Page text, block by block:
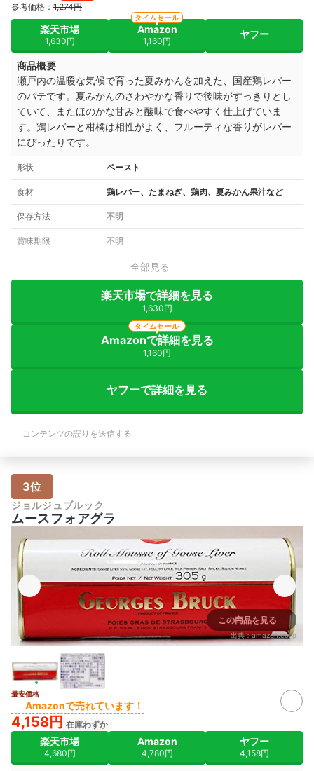
参考価格： 1,274円
楽天市場
1,630円
Amazon
1,160円
タイムセール
ヤフー
商品概要
瀬戸内の温暖な気候で育った夏みかんを加えた、国産鶏レバー
のパテです。夏みかんのさわやかな香りで後味がすっきりとし
ていて、またほのかな甘みと酸味で食べやすく仕上げていま
す。鶏レバーと柑橘は相性がよく、フルーティな香りがレバー
にぴったりです。
形状 ペースト
食材 鶏レバー、たまねぎ、鶏肉、夏みかん果汁など
保存方法 不明
賞味期限 不明
全部見る
楽天市場で詳細を見る
1,630円
Amazonで詳細を見る
1,160円
タイムセール
ヤフーで詳細を見る
コンテンツの誤りを送信する
3位
ジョルジュブルック
ムースフォアグラ
この商品を見る
出典：amazon.co.jp
最安価格
Amazonで売れています！
4,158円 在庫わずか
楽天市場
4,680円
Amazon
4,780円
ヤフー
4,158円